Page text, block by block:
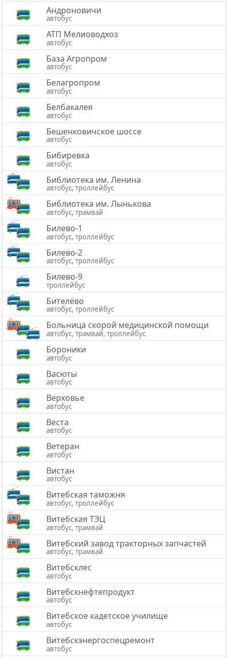
Андроновичи
автобус
АТП Мелиоводхоз
автобус
База Агропром
автобус
Белагропром
автобус
Белбакалея
автобус
Бешенковичское шоссе
автобус
Бибиревка
автобус
Библиотека им. Ленина
автобус, троллейбус
Библиотека им. Лынькова
автобус, трамвай
Билево-1
автобус, троллейбус
Билево-2
автобус, троллейбус
Билево-9
троллейбус
Бителёво
автобус, троллейбус
Больница скорой медицинской помощи
автобус, трамвай, троллейбус
Бороники
автобус
Васюты
автобус
Верховье
автобус
Веста
автобус
Ветеран
автобус
Вистан
автобус
Витебская таможня
автобус, троллейбус
Витебская ТЭЦ
автобус, трамвай
Витебский завод тракторных запчастей
автобус, трамвай
Витебсклес
автобус
Витебскнефтепродукт
автобус
Витебское кадетское училище
автобус
Витебскэнергоспецремонт
автобус